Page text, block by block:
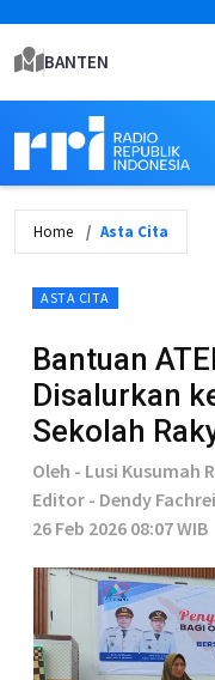
BANTEN
Home Asta Cita
ASTA CITA
Bantuan
Disalurkan
Sekolah
Oleh - Lusi Kusumah
Editor - Dendy
26 Feb 2026 08:07 WIB